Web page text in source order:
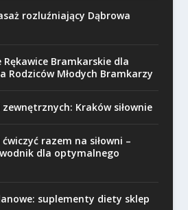
rozluźniający Dąbrowa
Rękawice Bramkarskie dla
Rodziców Młodych Bramkarzy
Kraków siłownie
razem na siłowni –
dla optymalnego
suplementy diety sklep